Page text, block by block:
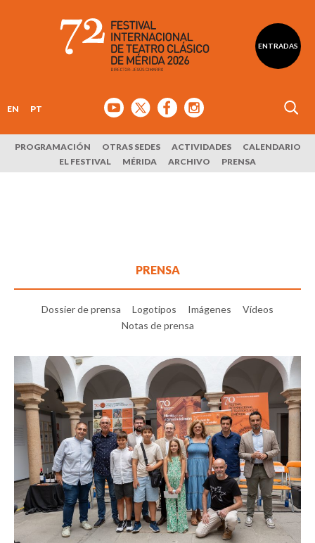
ENTRADAS
EN PT
PROGRAMACIÓN OTRAS SEDES ACTIVIDADES
CALENDARIO
EL FESTIVAL
MÉRIDA ARCHIVO PRENSA
PRENSA
Dossier de prensa Logotipos Imágenes
Vídeos
Notas de prensa